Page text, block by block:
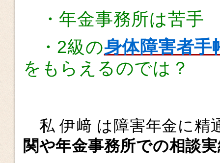
・年金事務所は苦手
・2級の身体障害者手
をもらえるのでは？
私 伊﨑 は障害年金に精
関や年金事務所での相談